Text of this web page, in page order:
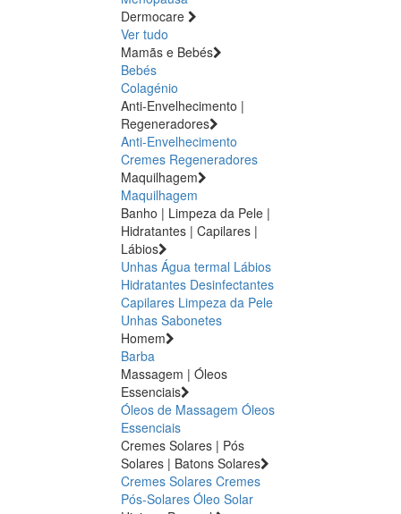
Dermocare
Ver tudo
Mamãs e Bebés
Bebés
Colagénio
Anti-Envelhecimento |
Regeneradores
Anti-Envelhecimento
Cremes Regeneradores
Maquilhagem
Maquilhagem
Banho | Limpeza da Pele |
Hidratantes | Capilares |
Lábios
Unhas Água termal Lábios
Hidratantes Desinfectantes
Capilares Limpeza da Pele
Unhas Sabonetes
Homem
Barba
Massagem | Óleos
Essenciais
Óleos de Massagem Óleos
Essenciais
Cremes Solares | Pós
Solares | Batons Solares
Cremes Solares Cremes
Pós-Solares Óleo Solar